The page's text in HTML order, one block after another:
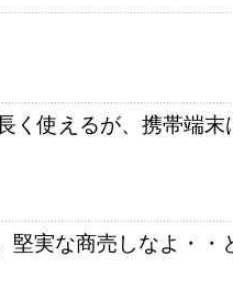
く使えるが、携帯端
実な商売しなよ・・